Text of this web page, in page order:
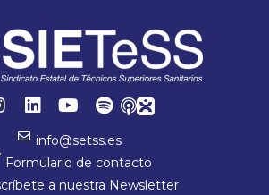
ar
tir
info@setss.es
Formulario de contacto
a nuestra Newsletter